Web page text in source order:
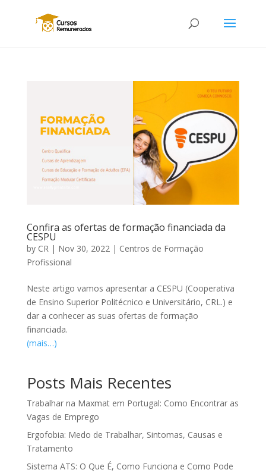
Confira as ofertas de formação financiada da
CESPU
by CR| Nov 30, 2022| Centros de Formação
Profissional
Neste artigo vamos apresentar a CESPU (Cooperativa
de Ensino Superior Politécnico e Universitário, CRL.) e
dar a conhecer as suas ofertas de formação
financiada.
(mais…)
Posts Mais Recentes
Trabalhar na Maxmat em Portugal: Como Encontrar as
Vagas de Emprego
Ergofobia: Medo de Trabalhar, Sintomas, Causas e
Tratamento
Sistema ATS: O Que É, Como Funciona e Como Pode